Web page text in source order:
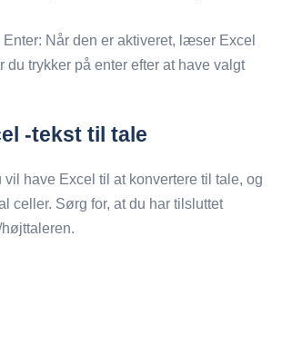
Når den er aktiveret, læser Excel
du trykker på enter efter at have valgt
-tekst til tale
have Excel til at konvertere til tale, og
celler. Sørg for, at du har tilsluttet